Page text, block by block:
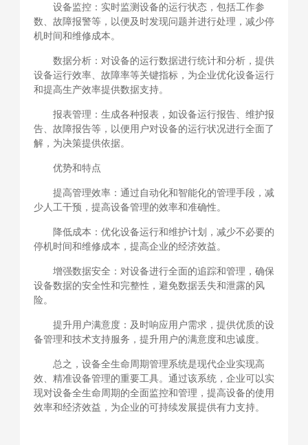
设备监控：实时监测设备的运行状态，包括工作参
数、故障报警等，以便及时发现问题并进行处理，减少停
机时间和维修成本。
数据分析：对设备的运行数据进行统计和分析，提供
设备运行效率、故障率等关键指标，为企业优化设备运行
和提高生产效率提供数据支持。
报表管理：生成各种报表，如设备运行报告、维护报
告、故障报告等，以便用户对设备的运行状况进行全面了
解，为决策提供依据。
优势和特点
提高管理效率：通过自动化和智能化的管理手段，减
少人工干预，提高设备管理的效率和准确性。
降低成本：优化设备运行和维护计划，减少不必要的
停机时间和维修成本，提高企业的经济效益。
增强数据安全：对设备进行全面的追踪和管理，确保
设备数据的安全性和完整性，避免数据丢失和泄露的风
险。
提升用户满意度：及时响应用户需求，提供优质的设
备管理和技术支持服务，提升用户的满意度和忠诚度。
总之，设备全生命周期管理系统是现代企业实现高
效、精准设备管理的重要工具。通过该系统，企业可以实
现对设备全生命周期的全面监控和管理，提高设备的使用
效率和经济效益，为企业的可持续发展提供有力支持。